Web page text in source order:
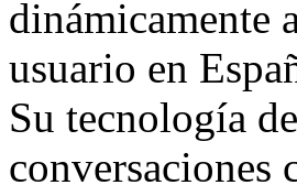
dinámicamente
usuario en
Su tecnología
conversaciones